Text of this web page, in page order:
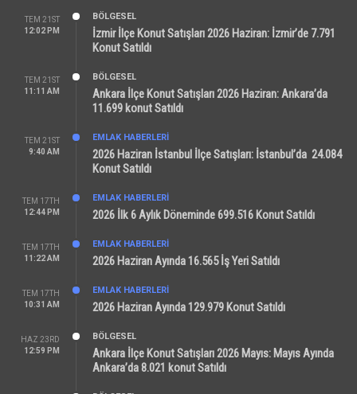
TEM 21ST
12:02 PM
BÖLGESEL
İzmir İlçe Konut Satışları 2026 Haziran: İzmir’de 7.791
Konut Satıldı
TEM 21ST
11:11 AM
BÖLGESEL
Ankara İlçe Konut Satışları 2026 Haziran: Ankara’da
11.699 konut Satıldı
TEM 21ST
9:40 AM
EMLAK HABERLERI
2026 Haziran İstanbul İlçe Satışları: İstanbul’da 24.084
Konut Satıldı
TEM 17TH
12:44 PM
EMLAK HABERLERI
2026 İlk 6 Aylık Döneminde 699.516 Konut Satıldı
TEM 17TH
11:22 AM
EMLAK HABERLERI
2026 Haziran Ayında 16.565 İş Yeri Satıldı
TEM 17TH
10:31 AM
EMLAK HABERLERI
2026 Haziran Ayında 129.979 Konut Satıldı
HAZ 23RD
12:59 PM
BÖLGESEL
Ankara İlçe Konut Satışları 2026 Mayıs: Mayıs Ayında
Ankara’da 8.021 konut Satıldı